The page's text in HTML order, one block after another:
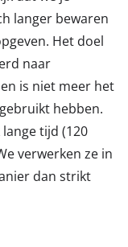
langer bewaren
Het doel
naar
is niet meer het
hebben.
tijd (120
verwerken ze in
dan strikt